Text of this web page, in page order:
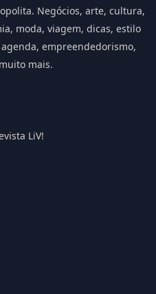
Negócios, arte, cultura,
moda, viagem, dicas, estilo
empreendedorismo,
mais.
LiV!